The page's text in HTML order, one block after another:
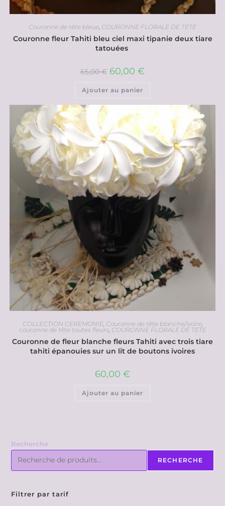
Couronne de tête bleue COURONNE FLORALE DE TETE
Couronne fleur Tahiti bleu ciel maxi tipanie deux tiare
tatouées
65,00€ 60,00 €
Ajouter au panier
COLLECTION CEREMONIE, Couronne de tête blanche/ivoire,
couronne de tête toutes fleurs, COURONNE FLORALE DE TETE
Couronne de fleur blanche fleurs Tahiti avec trois tiare
tahiti épanouies sur un lit de boutons ivoires
60,00 €
Ajouter au panier
Recherche
RECHERCHE
Filtrer par tarif